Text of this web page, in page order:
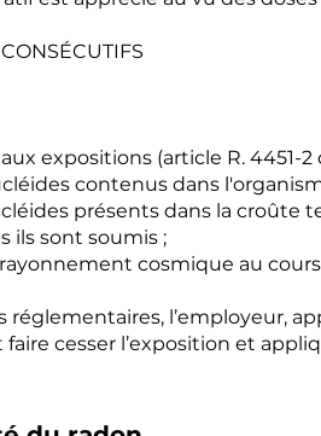
expositions (article R. 4451-2
contenus dans
présents dans la croûte
ils sont soumis ;
cosmique au
l’employeur,
cesser l’exposition et